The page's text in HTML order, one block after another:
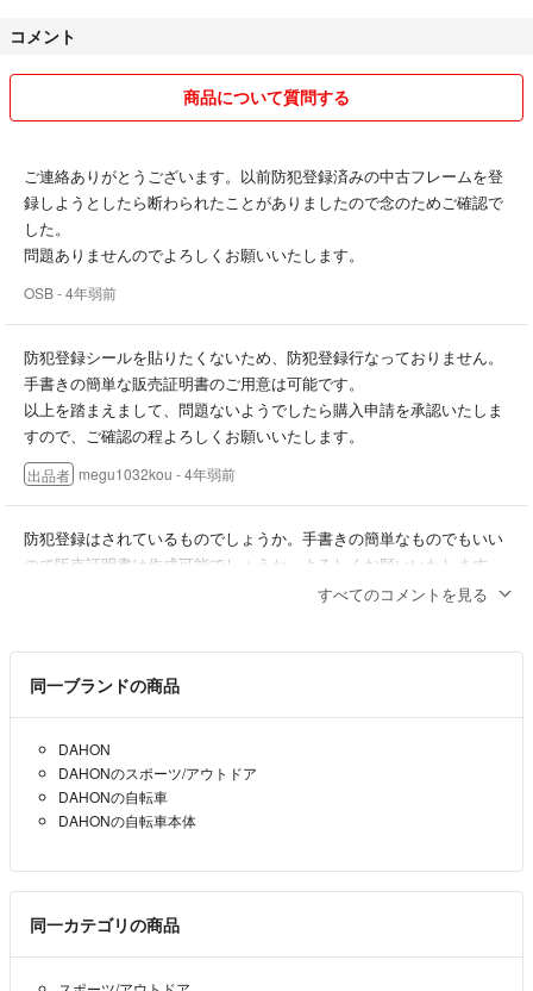
って頂き、お互いに気持ちの良い取引をしましょう。
※専用や取り置きについて
こちらで取り置きや専用後にご購入頂けないということが多いので、購
入日と支払日を確認させていただきます。
予めご了承下さい。
はじめまして！
使わなくなったものや、買ったものの使っていないものなどを出品して
おります。
商品は大事に扱ってるものばかりですので、品質は良いと思いますが、
あくまで素人管理なのでご了承下さい。
コメント
商品について質問する
ご連絡ありがとうございます。以前防犯登録済みの中古フレームを登
録しようとしたら断わられたことがありましたので念のためご確認で
した。
問題ありませんのでよろしくお願いいたします。
OSB- 4年弱前
防犯登録シールを貼りたくないため、防犯登録行なっておりません。
手書きの簡単な販売証明書のご用意は可能です。
以上を踏まえまして、問題ないようでしたら購入申請を承認いたしま
すので、ご確認の程よろしくお願いいたします。
出品者 megu1032kou - 4年弱前
防犯登録はされているものでしょうか。手書きの簡単なものでもいい
ので販売証明書は作成可能でしょうか。よろしくお願いいたします。
すべてのコメントを見る
同一ブランドの商品
DAHON
DAHONのスポーツ/アウトドア
DAHONの自転車
DAHONの自転車本体
同一カテゴリの商品